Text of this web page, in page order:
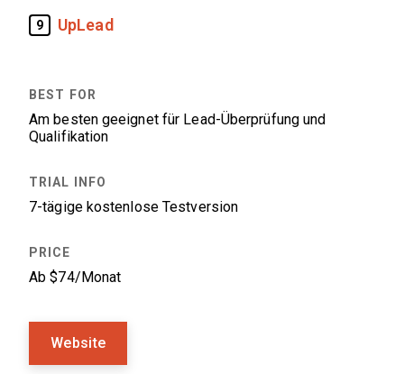
9 UpLead
Am besten geeignet für Lead-Überprüfung und
Qualifikation
7-tägige kostenlose Testversion
Ab $74/Monat
Website